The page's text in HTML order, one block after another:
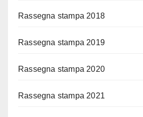
Rassegna stampa 2018
Rassegna stampa 2019
Rassegna stampa 2020
Rassegna stampa 2021